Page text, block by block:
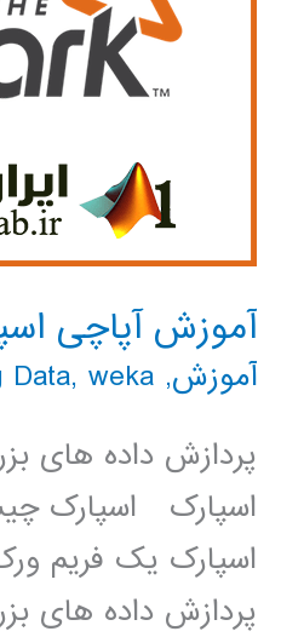
آموزش آپاچی
آموزش,
Data, weka
پردازش داده های
اسپارک اسپارک
اسپارک یک فریم
پردازش داده های